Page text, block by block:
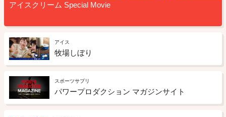
アイスクリーム Special Movie
アイス
牧場しぼり
スポーツサプリ
パワープロダクション マガジンサイト